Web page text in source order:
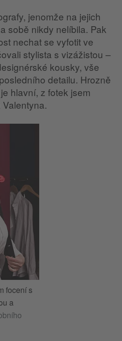
jenomže na jejich
sobě nikdy nelíbila. Pak
nechat se vyfotit ve
stylista s vizážistou –
kousky, vše
detailu. Hrozně
hlavní, z fotek jsem
focení s
a